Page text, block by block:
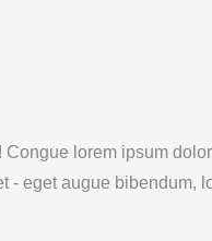
lorem ipsum
- eget augue bibendum,